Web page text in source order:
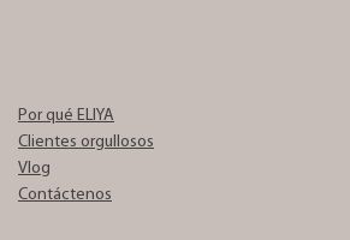
Por qué ELIYA
Clientes orgullosos
Vlog
Contáctenos